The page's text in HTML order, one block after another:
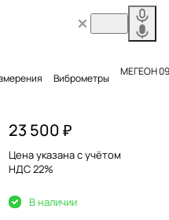
Виброметры МЕГЕОН
23 500 ₽
Цена указана с учётом
НДС 22%
В наличии